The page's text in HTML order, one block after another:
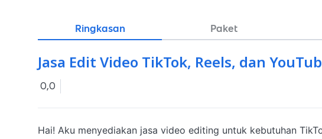
Ringkasan Paket
Jasa Edit Video TikTok, Reels, dan
0,0
Hai! Aku menyediakan jasa video editing untuk kebutuhan